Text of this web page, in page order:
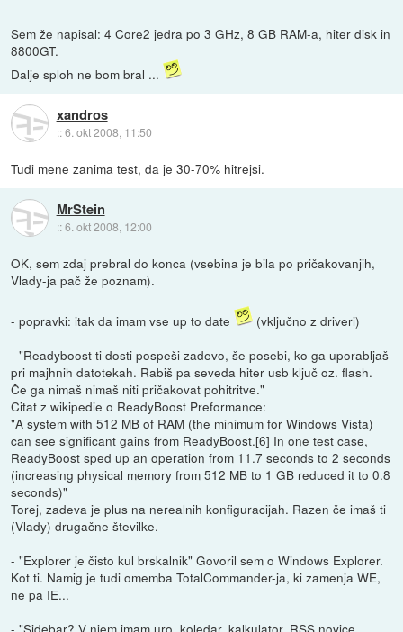
Sem že napisal: 4 Core2 jedra po 3 GHz, 8 GB RAM-a, hiter disk in
8800GT.
Dalje sploh ne bom bral ...
xandros
::6. okt 2008, 11:50
Tudi mene zanima test, da je 30-70% hitrejsi.
MrStein
::6. okt 2008, 12:00
OK, sem zdaj prebral do konca (vsebina je bila po pričakovanjih,
Vlady-ja pač že poznam).
- popravki: itak da imam vse up to date
(vključno z driveri)
- "Readyboost ti dosti pospeši zadevo, še posebi, ko ga uporabljaš
pri majhnih datotekah. Rabiš pa seveda hiter usb ključ oz. flash.
Če ga nimaš nimaš niti pričakovat pohitritve."
Citat z wikipedie o ReadyBoost Preformance:
"A system with 512 MB of RAM (the minimum for Windows Vista)
can see significant gains from ReadyBoost.[6] In one test case,
ReadyBoost sped up an operation from 11.7 seconds to 2 seconds
(increasing physical memory from 512 MB to 1 GB reduced it to 0.8
seconds)"
Torej, zadeva je plus na nerealnih konfiguracijah. Razen če imaš ti
(Vlady) drugačne številke.
- "Explorer je čisto kul brskalnik" Govoril sem o Windows Explorer.
Kot ti. Namig je tudi omemba TotalCommander-ja, ki zamenja WE,
ne pa IE...
- "Sidebar? V njem imam uro, koledar, kalkulator, RSS novice,